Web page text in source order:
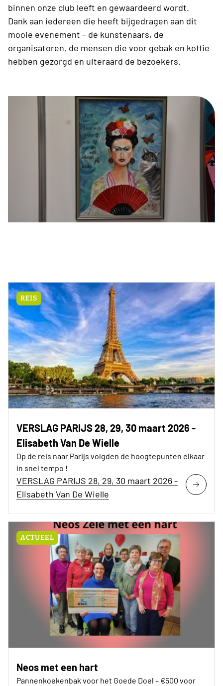
binnen onze club leeft en gewaardeerd wordt.
Dank aan iedereen die heeft bijgedragen aan dit
mooie evenement – de kunstenaars, de
organisatoren, de mensen die voor gebak en koffie
hebben gezorgd en uiteraard de bezoekers.
REIS
VERSLAG PARIJS 28, 29, 30 maart 2026 -
Elisabeth Van De Wielle
Op de reis naar Parijs volgden de hoogtepunten elkaar
in snel tempo !
VERSLAG PARIJS 28, 29, 30 maart 2026 -
Elisabeth Van De Wielle
ACTUEEL
Neos met een hart
Pannenkoekenbak voor het Goede Doel – €500 voor